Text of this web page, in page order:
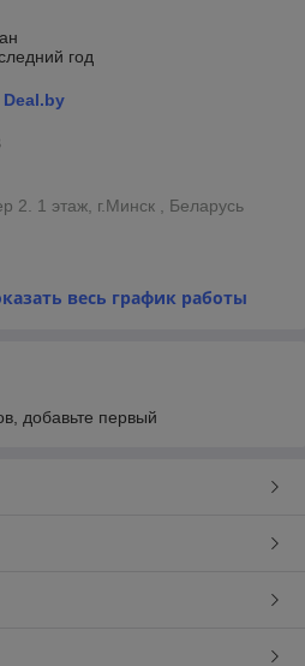
год
Deal.by
2. 1 этаж, г.Минск , Беларусь
весь график работы
добавьте первый